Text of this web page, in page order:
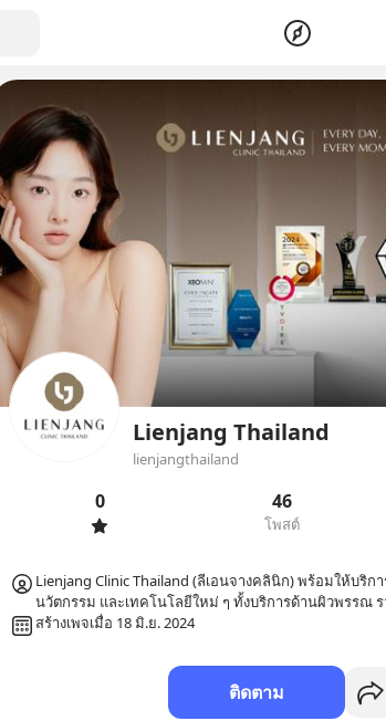
Lienjang Thailand
lienjangthailand
0 46
โพสต์
Lienjang Clinic Thailand (ลีเอนจางคลินิก) พร้อมให้บริก
สร้างเพจเมื่อ 18 มิ.ย. 2024
ติดตาม